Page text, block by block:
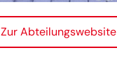
Zur Abteilungswebsite